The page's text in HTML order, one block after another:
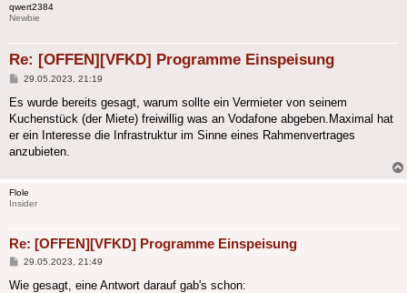
qwert2384
Newbie
Re: [OFFEN][VFKD] Programme Einspeisung
Beitrag
29.05.2023, 21:19
Es wurde bereits gesagt, warum sollte ein Vermieter von seinem
Kuchenstück (der Miete) freiwillig was an Vodafone abgeben.Maximal hat
er ein Interesse die Infrastruktur im Sinne eines Rahmenvertrages
anzubieten.
Flole
Insider
Re: [OFFEN][VFKD] Programme Einspeisung
Beitrag
29.05.2023, 21:49
Wie gesagt, eine Antwort darauf gab's schon: